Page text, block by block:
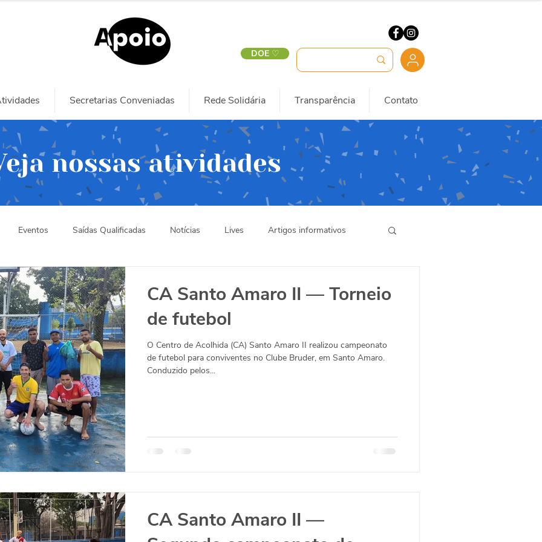
DOE ♡
Secretarias Conveniadas Rede Solidária Transparência Contato
nossas atividades
Eventos Saídas Qualificadas Notícias Lives Artigos informativos
CA Santo Amaro II — Torneio
de futebol
O Centro de Acolhida (CA) Santo Amaro II realizou campeonato
de futebol para conviventes no Clube Bruder, em Santo Amaro.
Conduzido pelos...
CA Santo Amaro II —